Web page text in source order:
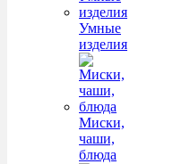
Умные
изделия
Миски,
чаши,
блюда